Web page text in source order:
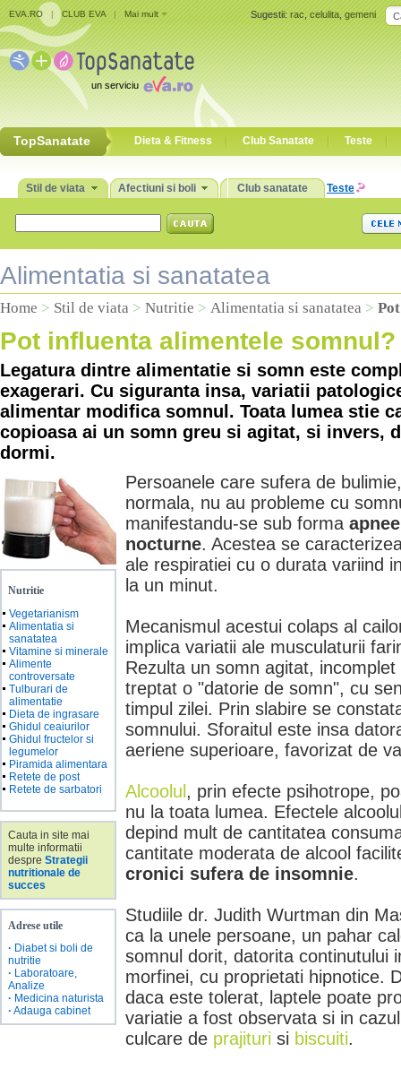
Sugestii: rac,celulita,gemeni
EVA.RO | CLUB EVA | Mai mult
un serviciu
TopSanatate Dieta & Fitness Club Sanatate Teste
Stil de viata Afectiuni si boli Club sanatate Teste
Alimentatia si sanatatea
Home > Stil de viata > Nutritie > Alimentatia si sanatatea >
Pot influenta alimentele somnul?
Legatura dintre alimentatie si somn este
exagerari. Cu siguranta insa, variatii
alimentar modifica somnul. Toata lumea stie
copioasa ai un somn greu si agitat, si invers,
dormi.
Nutritie
Vegetarianism
Alimentatia si
sanatatea
Vitamine si minerale
Alimente
controversate
Tulburari de
alimentatie
Dieta de ingrasare
Ghidul ceaiurilor
Ghidul fructelor si
legumelor
Piramida alimentara
Retete de post
Retete de sarbatori
Cauta in site mai
multe informatii
despre Strategii
nutritionale de
succes
Adrese utile
· Diabet si boli de
nutritie
· Laboratoare,
Analize
· Medicina naturista
· Adauga cabinet
Persoanele care sufera de
normala, nu au probleme cu
manifestandu-se sub forma
nocturne. Acestea se
ale respiratiei cu o durata variind
la un minut.
Mecanismul acestui colaps al
implica variatii ale musculaturii
Rezulta un somn agitat,
treptat o "datorie de somn", cu
timpul zilei. Prin slabire se
somnului. Sforaitul este insa
aeriene superioare, favorizat de
Alcoolul , prin efecte psihotrope,
nu la toata lumea. Efectele
depind mult de cantitatea
cantitate moderata de alcool
cronici sufera de insomnie.
Studiile dr. Judith Wurtman din
ca la unele persoane, un pahar
somnul dorit, datorita continutului
morfinei, cu proprietati hipnotice.
daca este tolerat, laptele poate
variatie a fost observata si in
culcare de prajituri si biscuiti.